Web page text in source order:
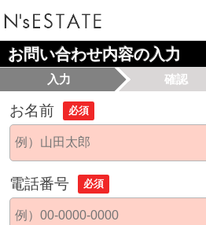
お問い合わせ内容の入力
入力 確認
お名前 必須
電話番号 必須